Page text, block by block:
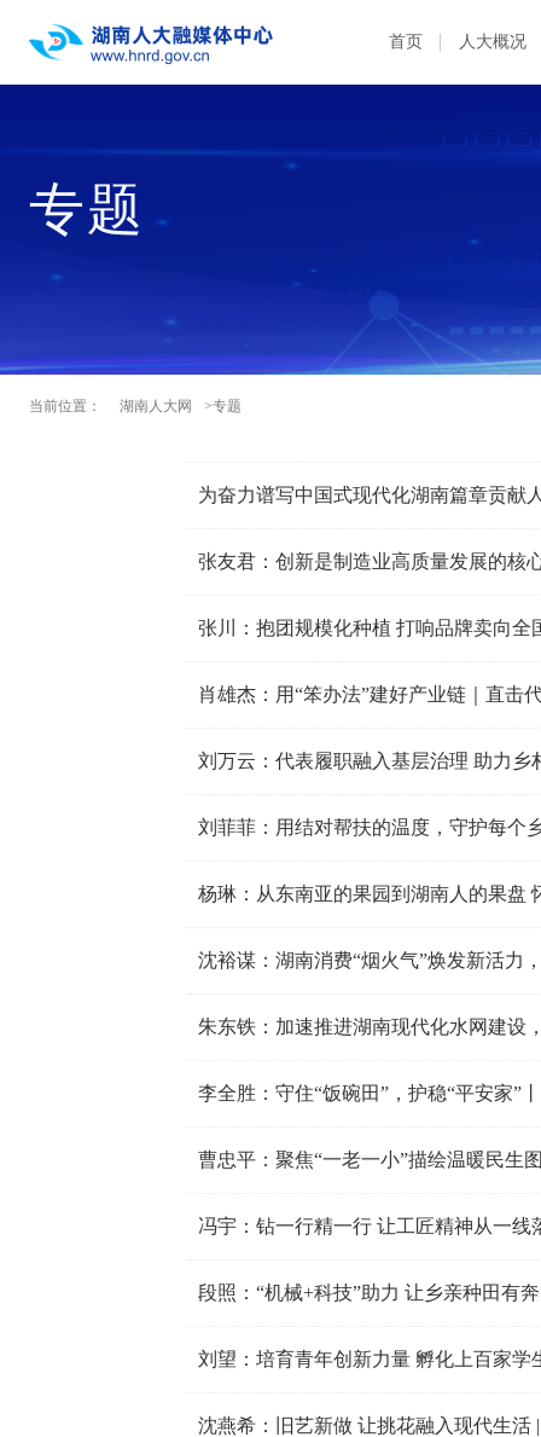
首页 人大概况
专题
当前位置： 湖南人大网 >专题
张友君：创新是制造业高质量发展的核
张川：抱团规模化种植 打响品牌卖向全
肖雄杰：用“笨办法”建好产业链｜直击
刘万云：代表履职融入基层治理 助力乡
刘菲菲：用结对帮扶的温度，守护每个
李全胜：守住“饭碗田”，护稳“平安家”
曹忠平：聚焦“一老一小”描绘温暖民生
冯宇：钻一行精一行 让工匠精神从一线
段照：“机械+科技”助力 让乡亲种田有
刘望：培育青年创新力量 孵化上百家学
沈燕希：旧艺新做 让挑花融入现代生活